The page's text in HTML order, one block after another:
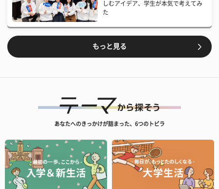
しむアイデア、学生が本気で考えてみ
た
もっと見る
あなたへのきっかけが詰まった、6つのトビラ